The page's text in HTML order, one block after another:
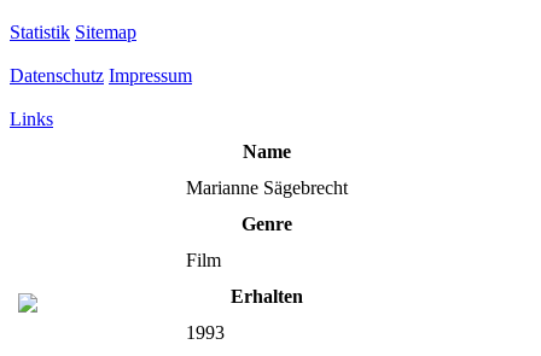
Statistik Sitemap
Datenschutz Impressum
Links
Name
Marianne Sägebrecht
Genre
Film
Erhalten
1993